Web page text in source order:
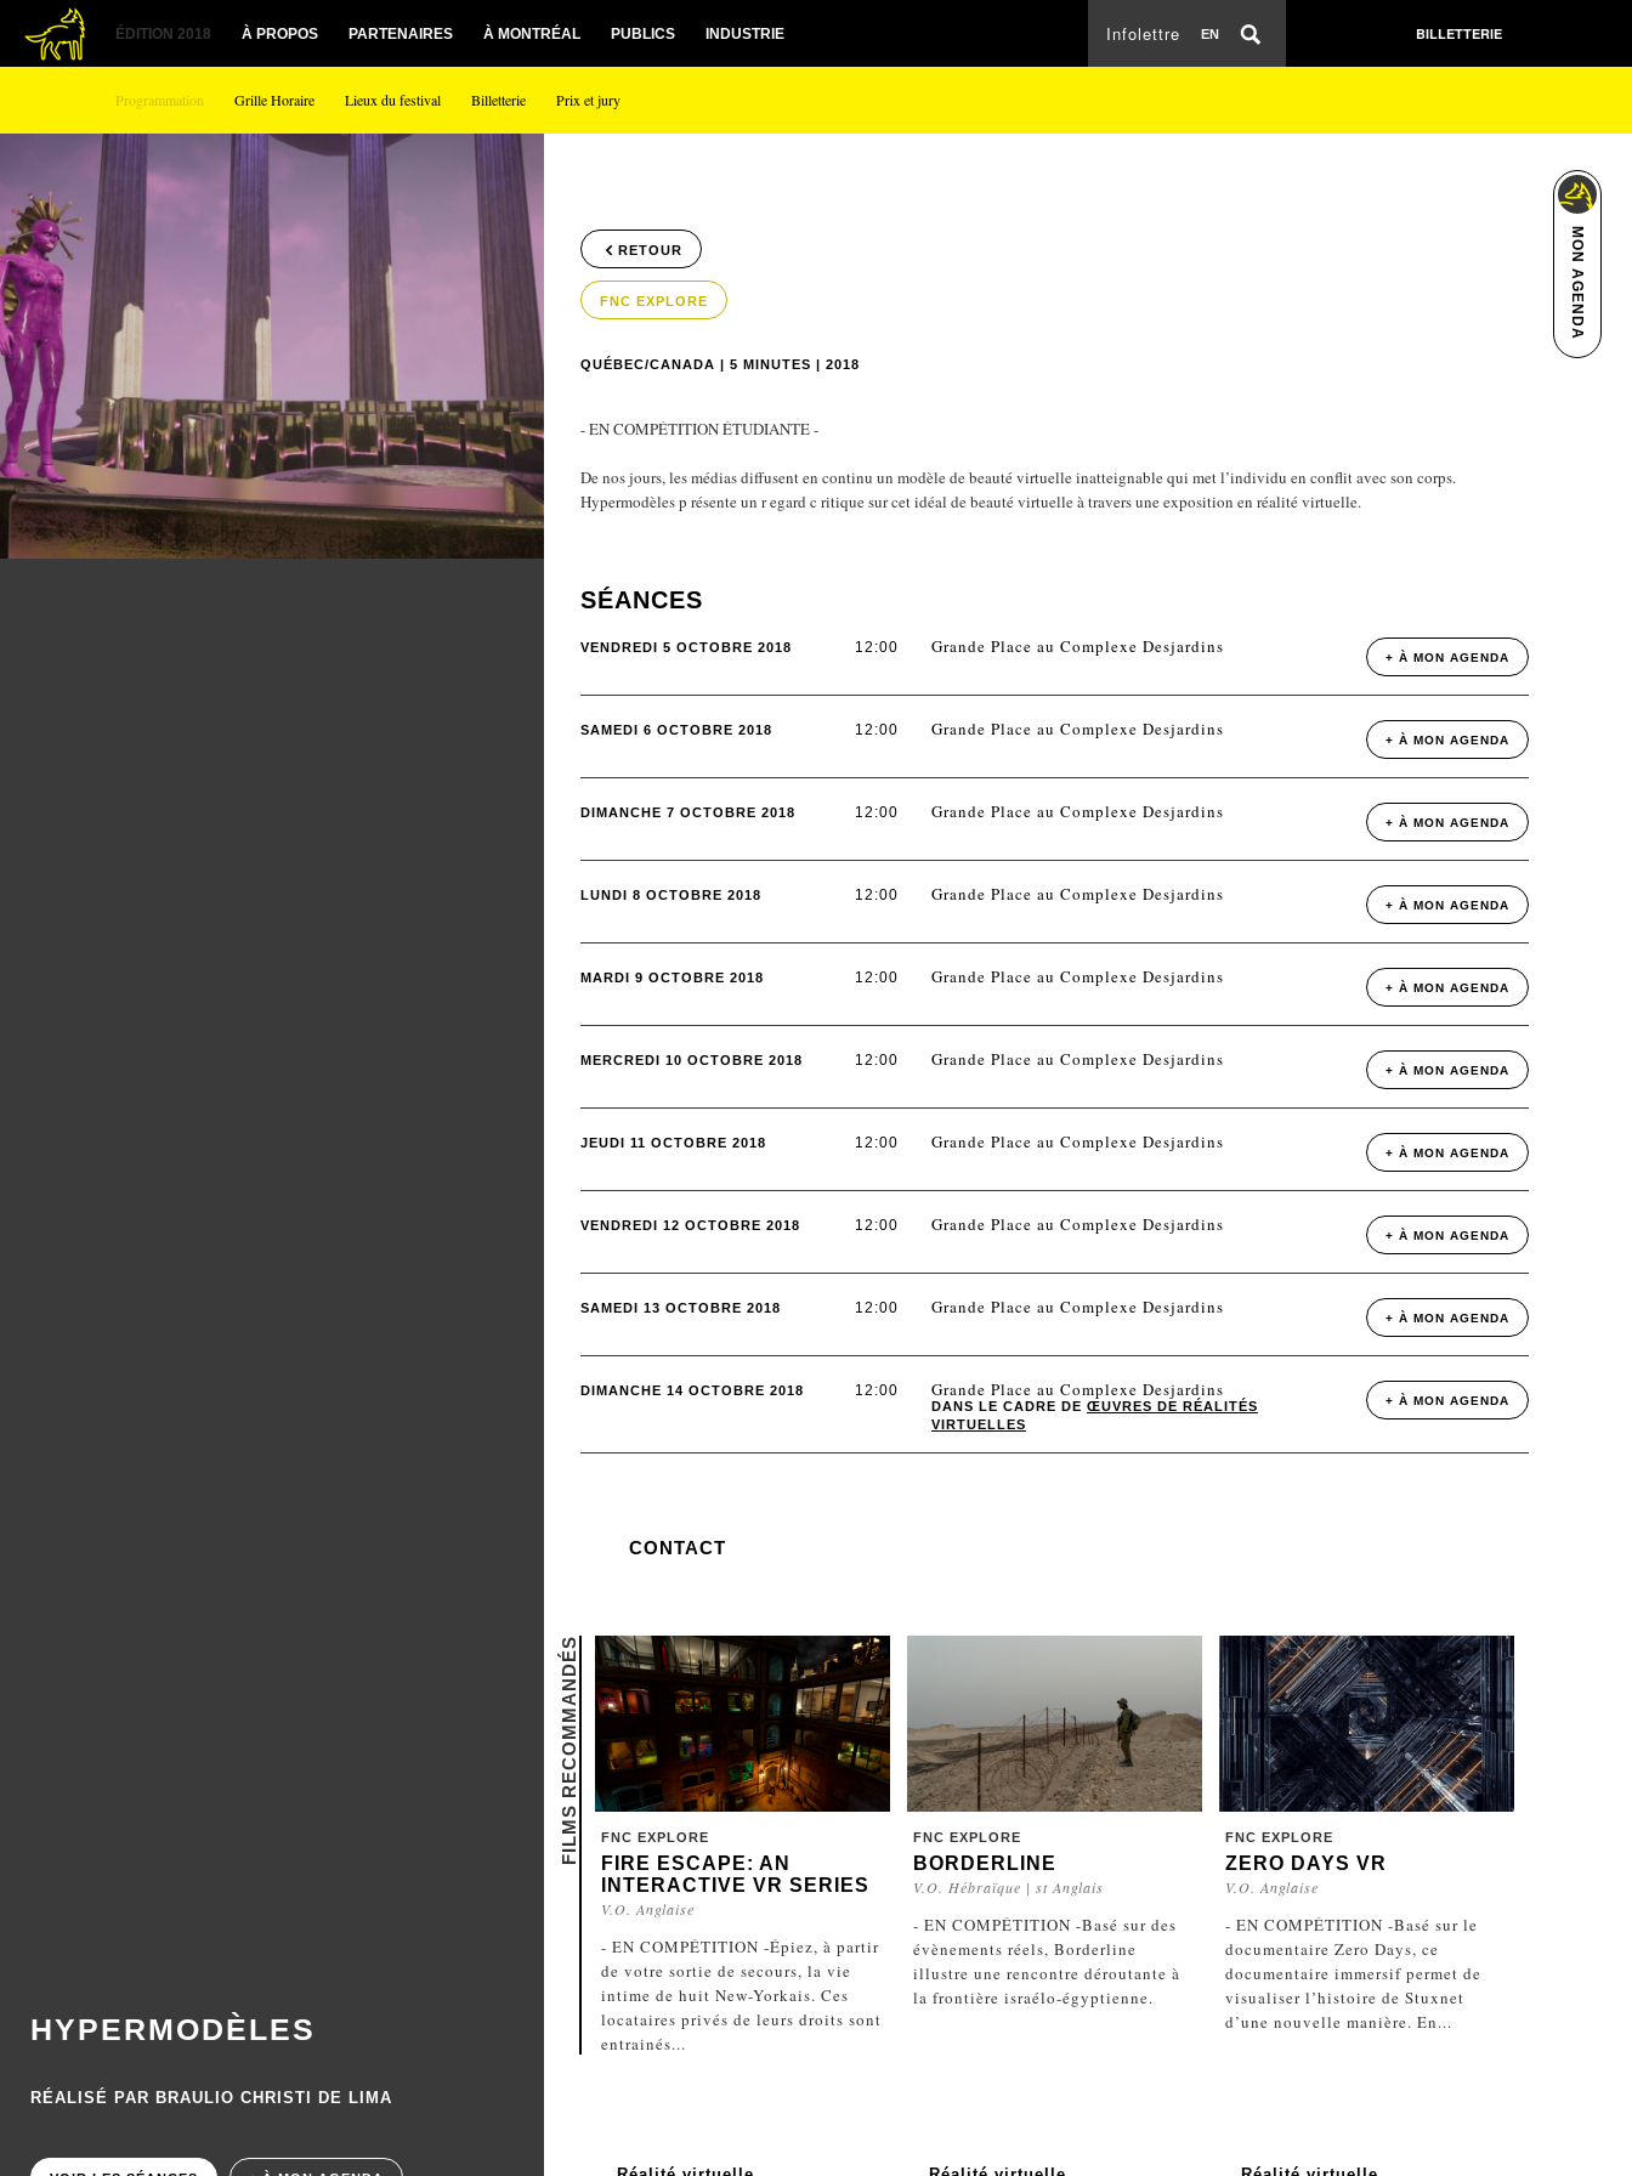
ÉDITION 2018
Programmation Grille Horaire Lieux du festival Billetterie Prix et jury
À PROPOS PARTENAIRES À MONTRÉAL PUBLICS INDUSTRIE EN
Infolettre BILLETTERIE
MON AGENDA
HYPERMODÈLES
RÉALISÉ PAR BRAULIO CHRISTI DE LIMA
RETOUR
FNC EXPLORE
QUÉBEC/CANADA | 5 MINUTES | 2018
- EN COMPÉTITION ÉTUDIANTE -
De nos jours, les médias diffusent en continu un modèle de beauté virtuelle inatteignable qui met l’individu en conflit avec son corps.
Hypermodèles p résente un r egard c ritique sur cet idéal de beauté virtuelle à travers une exposition en réalité virtuelle.
SÉANCES
VENDREDI 5 OCTOBRE 2018 12:00 Grande Place au Complexe Desjardins
+ À MON AGENDA
SAMEDI 6 OCTOBRE 2018 12:00 Grande Place au Complexe Desjardins
+ À MON AGENDA
DIMANCHE 7 OCTOBRE 2018 12:00 Grande Place au Complexe Desjardins
+ À MON AGENDA
LUNDI 8 OCTOBRE 2018 12:00 Grande Place au Complexe Desjardins
+ À MON AGENDA
MARDI 9 OCTOBRE 2018 12:00 Grande Place au Complexe Desjardins
+ À MON AGENDA
MERCREDI 10 OCTOBRE 2018 12:00 Grande Place au Complexe Desjardins
+ À MON AGENDA
JEUDI 11 OCTOBRE 2018 12:00 Grande Place au Complexe Desjardins
+ À MON AGENDA
VENDREDI 12 OCTOBRE 2018 12:00 Grande Place au Complexe Desjardins
+ À MON AGENDA
SAMEDI 13 OCTOBRE 2018 12:00 Grande Place au Complexe Desjardins
+ À MON AGENDA
DIMANCHE 14 OCTOBRE 2018 12:00 Grande Place au Complexe Desjardins
DANS LE CADRE DE ŒUVRES DE RÉALITÉS
VIRTUELLES
+ À MON AGENDA
CONTACT
FILMS RECOMMANDÉS FNC EXPLORE
FIRE ESCAPE: AN
INTERACTIVE VR SERIES
V.O. Anglaise
- EN COMPÉTITION -Épiez, à partir
de votre sortie de secours, la vie
intime de huit New-Yorkais. Ces
locataires privés de leurs droits sont
entrainés...
FNC EXPLORE
BORDERLINE
V.O. Hébraïque | st Anglais
- EN COMPÉTITION -Basé sur des
évènements réels, Borderline
illustre une rencontre déroutante à
la frontière israélo-égyptienne.
FNC EXPLORE
ZERO DAYS VR
V.O. Anglaise
- EN COMPÉTITION -Basé sur le
documentaire Zero Days, ce
documentaire immersif permet de
visualiser l’histoire de Stuxnet
d’une nouvelle manière. En...